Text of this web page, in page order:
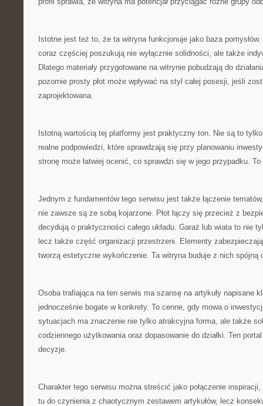
Istotne jest też to, że ta witryna funkcjonuje jako baza
coraz częściej poszukują nie wyłącznie solidności, ale także
Dlatego materiały przygotowane na witrynie pobudzają do
pozornie prosty płot może wpływać na styl całej posesji, jeśli
zaprojektowana.
Istotną wartością tej platformy jest praktyczny ton. Nie są to
realne podpowiedzi, które sprawdzają się przy planowaniu
stronę może łatwiej ocenić, co sprawdzi się w jego przypadku.
Jednym z fundamentów tego serwisu jest także łączenie
nie zawsze są ze sobą kojarzone. Płot łączy się przecież z
decydują o praktyczności całego układu. Garaż lub wiata to nie
lecz także część organizacji przestrzeni. Elementy
tworzą estetyczne wykończenie. Ta witryna buduje z nich spójną
Osoba trafiająca na ten serwis ma szansę na artykuły napisane
jednocześnie bogate w konkrety. To cenne, gdy mowa o
sytuacjach ma znaczenie nie tylko atrakcyjna forma, ale także
codziennego użytkowania oraz dopasowanie do działki. Ten
decyzje.
Charakter tego serwisu można streścić jako połączenie
tu do czynienia z chaotycznym zestawem artykułów, lecz